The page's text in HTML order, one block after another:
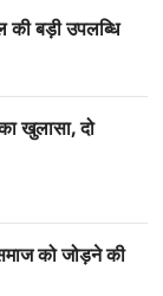
की बड़ी उपलब्धि
खुलासा, दो
को जोड़ने की